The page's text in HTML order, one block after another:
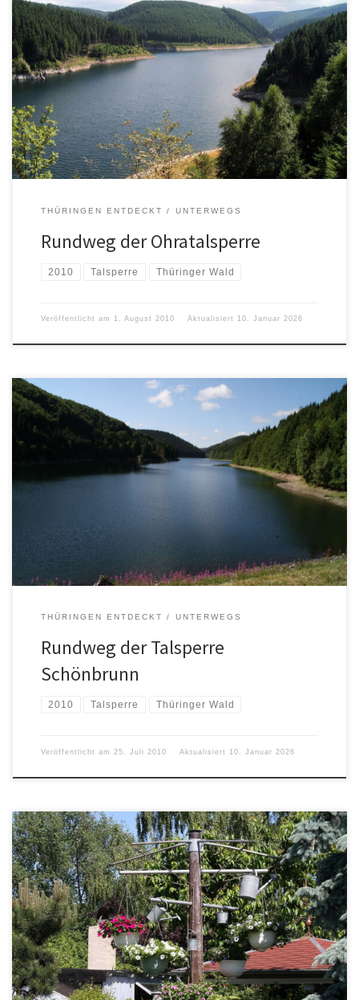
THÜRINGEN ENTDECKT UNTERWEGS
Rundweg der Ohratalsperre
2010 Talsperre Thüringer Wald
Veröffentlicht am 1. August 2010 Aktualisiert 10. Januar 2026
THÜRINGEN ENTDECKT UNTERWEGS
Rundweg der Talsperre
Schönbrunn
2010 Talsperre Thüringer Wald
Veröffentlicht am 25. Juli 2010 Aktualisiert 10. Januar 2026